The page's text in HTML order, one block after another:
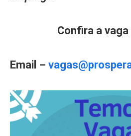
Confira a vaga
Email –